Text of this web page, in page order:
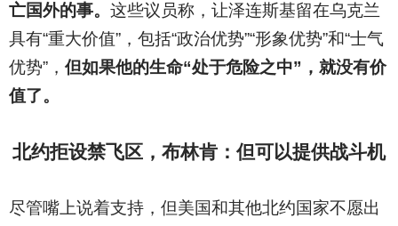
亡国外的事。 这些议员称，让泽连斯基留在乌克兰
具有“重大价值”，包括“政治优势”“形象优势”和“士气
优势”， 但如果他的生命“处于危险之中”，就没有价
值了。
北约拒设禁飞区，布林肯：但可以提供战斗机
尽管嘴上说着支持，但美国和其他北约国家不愿出